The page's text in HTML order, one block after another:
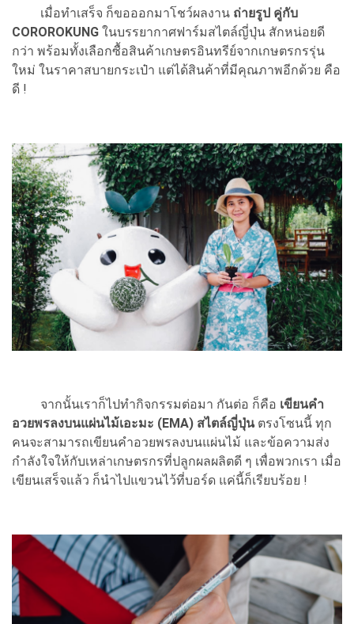
เมื่อทำเสร็จ ก็ขอออกมาโชว์ผลงาน ถ่ายรูป คู่กับ
COROROKUNG ในบรรยากาศฟาร์มสไตล์ญี่ปุ่น สักหน่อยดี
กว่า พร้อมทั้งเลือกซื้อสินค้าเกษตรอินทรีย์จากเกษตรกรรุ่น
ใหม่ ในราคาสบายกระเป๋า แต่ได้สินค้าที่มีคุณภาพอีกด้วย คือ
ดี !
จากนั้นเราก็ไปทำกิจกรรมต่อมา กันต่อ ก็คือ เขียนคำ
อวยพรลงบนแผ่นไม้เอะมะ (EMA) สไตล์ญี่ปุ่นตรงโซนนี้ ทุก
คนจะสามารถเขียนคำอวยพรลงบนแผ่นไม้ และข้อความส่ง
กำลังใจให้กับเหล่าเกษตรกรที่ปลูกผลผลิตดี ๆ เพื่อพวกเรา เมื่อ
เขียนเสร็จแล้ว ก็นำไปแขวนไว้ที่บอร์ด แค่นี้ก็เรียบร้อย !